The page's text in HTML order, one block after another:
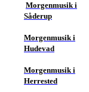
Morgenmusik i
Såderup
Morgenmusik i
Hudevad
Morgenmusik i
Herrested